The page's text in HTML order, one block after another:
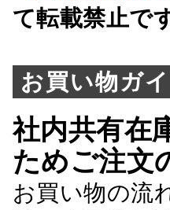
て転載禁止で
お買い
社内共有在
ためご注文
お買い物の流